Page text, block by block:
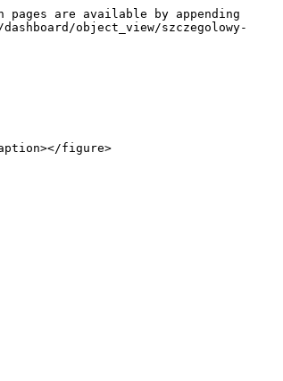
are available by appending
object_view/szczegolowy-
figure>